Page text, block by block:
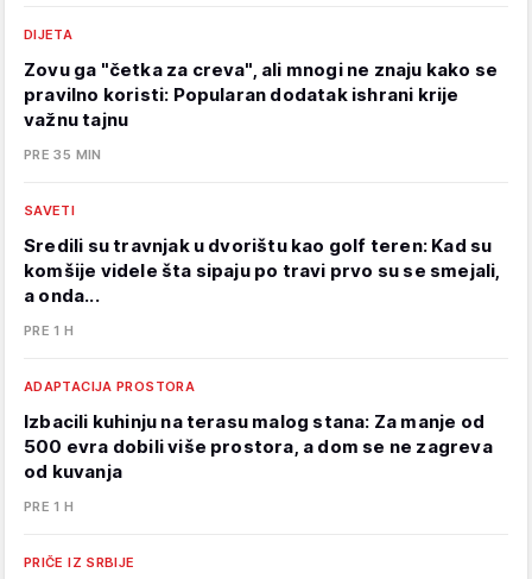
DIJETA
Zovu ga "četka za creva", ali mnogi ne znaju kako se
pravilno koristi: Popularan dodatak ishrani krije
važnu tajnu
PRE 35 MIN
SAVETI
Sredili su travnjak u dvorištu kao golf teren: Kad su
komšije videle šta sipaju po travi prvo su se smejali,
a onda...
PRE 1 H
ADAPTACIJA PROSTORA
Izbacili kuhinju na terasu malog stana: Za manje od
500 evra dobili više prostora, a dom se ne zagreva
od kuvanja
PRE 1 H
PRIČE IZ SRBIJE